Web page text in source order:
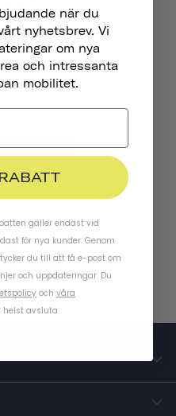
lager.
PRENUMERERA
när du
nyhetsbrev. Vi
om nya
och intressanta
mobilitet.
gäller endast vid
för nya kunder. Genom
du till att få e-post om
och uppdateringar. Du
och våra
helst avsluta